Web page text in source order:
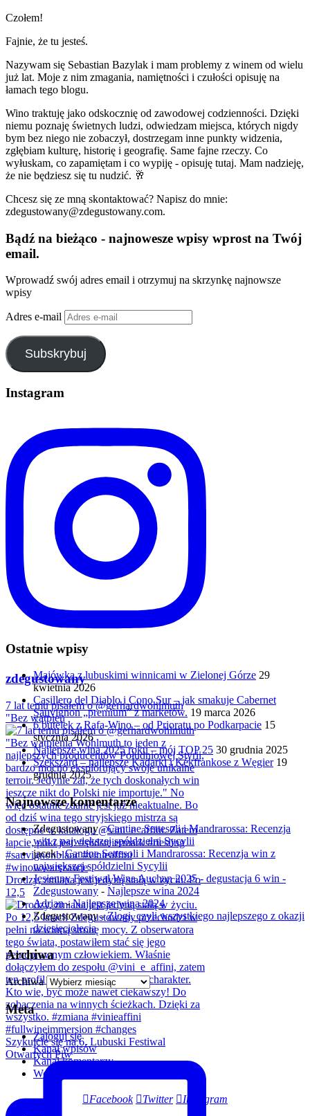
Czołem!
Fajnie, że tu jesteś.
Nazywam się Sebastian Bazylak i mam problemy z winem od wielu
już lat. Moje z nim zmagania, namiętności i czułości opisuję na
łamach tego blogu.
Wino traktuję jako odskocznię od zawodowej codzienności. Dzięki
niemu poznaję świetnych ludzi, odwiedzam miejsca, których nigdy
bym bez niego nie zobaczył, dostrzegam inne punkty widzenia,
zgłębiam kulturę, historię i geografię. Same fajne rzeczy. Co
wyłuskam, co zapamiętam i co wypiję - opisuję tutaj. Mam nadzieję,
że nie będziesz się tu nudzić. 🥂
Chcesz się ze mną skontaktować? Napisz do mnie:
zdegustowany@zdegustowany.com.
Bądź na bieżąco - najnowesze wpisy wprost na Twój
email.
Wprowadź swój adres email i otrzymuj na skrzynkę najnowsze
wpisy
Adres e-mail
Subskrybuj
Instagram
zdegustowany
7 lat temu pisałem o @gerhardwohlmuth
"Bez wątpien
Drodzy, zmiana jest jedyną stałą w życiu. Po
12,5
Szykujcie się na 6. Lubuski Festiwal
Otwartych Piw
Ostatnie wpisy
Majówka z lubuskimi winnicami w Zielonej Górze 29
kwietnia 2026
Casillero del Diablo i Cono Sur – jak smakuje Cabernet
Sauvignon „premium” z marketów. 19 marca 2026
6 butelek z Rafa-Wino – od Prioratu po Podkarpacie 15
stycznia 2026
Najlepsze wina 2025 roku – mój TOP 25 30 grudnia 2025
Szekszárd – najlepsze Kadarki i Kékfrankose z Węgier 19
grudnia 2025
Najnowsze komentarze
Zdegustowany-Cantine Settesoli i Mandrarossa: Recenzja
win z największej spółdzielni Sycylii
jacek-Cantine Settesoli i Mandrarossa: Recenzja win z
największej spółdzielni Sycylii
Jesienny Festiwal Wina Auchan 2025 - degustacja 6 win -
Zdegustowany - Najlepsze wina 2024
Adrian-Najlepsze wina 2024
Zdegustowany-Złogi, czyli wszystkiego najlepszego z okazji
dziesięciolecia
Archiwa
Archiwa
Meta
Zaloguj się
Kanał wpisów
Kanał komentarzy
WordPress.org
Facebook Twitter Instagram